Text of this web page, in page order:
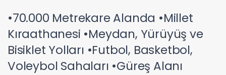
•70.000 Metrekare Alanda •Millet
Kıraathanesi •Meydan, Yürüyüş ve
Bisiklet Yolları •Futbol, Basketbol,
Voleybol Sahaları •Güreş Alanı